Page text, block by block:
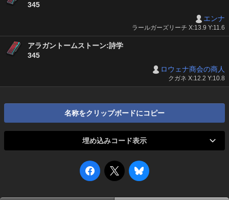
345
エンナ
ラールガーズリーチ X:13.9 Y:11.6
アラガントームストーン:詩学
345
ロウェナ商会の商人
クガネ X:12.2 Y:10.8
名称をクリップボードにコピー
埋め込みコード表示